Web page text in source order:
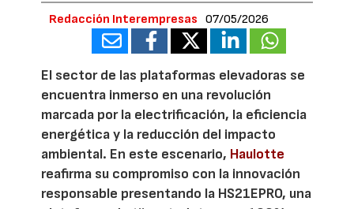
Redacción Interempresas 07/05/2026
El sector de las plataformas elevadoras se
encuentra inmerso en una revolución
marcada por la electrificación, la eficiencia
energética y la reducción del impacto
ambiental. En este escenario, Haulotte
reafirma su compromiso con la innovación
responsable presentando la HS21EPRO, una